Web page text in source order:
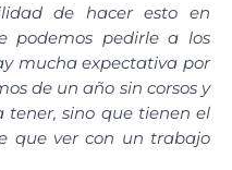
de hacer esto en
podemos pedirle a los
mucha expectativa por
de un año sin corsos y
tener, sino que tienen el
que ver con un trabajo